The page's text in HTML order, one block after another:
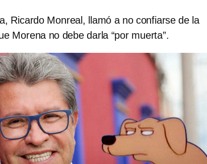
Ricardo Monreal, llamó a no confiarse de la
Morena no debe darla “por muerta”.